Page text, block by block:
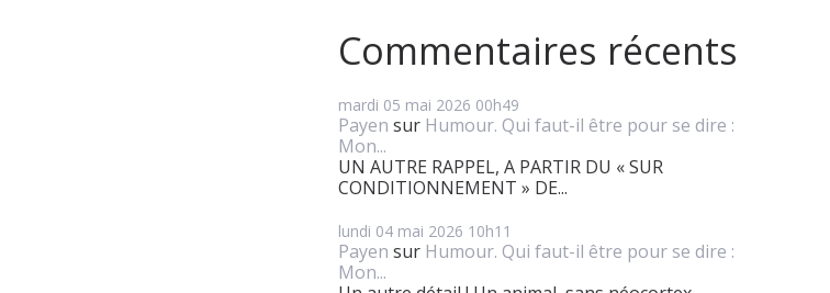
Commentaires récents
mardi 05 mai 2026 00h49
Payen sur Humour. Qui faut-il être pour se dire :
Mon...
UN AUTRE RAPPEL, A PARTIR DU « SUR
CONDITIONNEMENT » DE...
lundi 04 mai 2026 10h11
Payen sur Humour. Qui faut-il être pour se dire :
Mon...